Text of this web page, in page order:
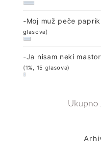
-Moj muž peče
glasova)
-Ja nisam neki
(1%, 15 glasova)
Ukupno